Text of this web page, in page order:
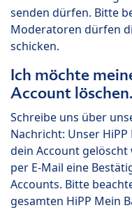
senden dürfen. Bitte
Moderatoren dürfen
schicken.
Ich möchte
Account löschen.
Schreibe uns über
Nachricht: Unser
dein Account
per E-Mail eine
Accounts. Bitte
gesamten HiPP Mein